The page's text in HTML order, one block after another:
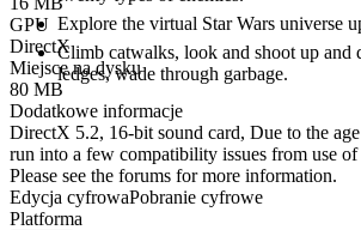
Explore the virtual Star Wars universe
Climb catwalks, look and shoot up and
ledges, wade through garbage.
GPU
DirectX
Miejsce na dysku
80 MB
Dodatkowe informacje
DirectX 5.2, 16-bit sound card, Due to the
run into a few compatibility issues from use
Please see the forums for more information.
Edycja cyfrowaPobranie cyfrowe
Platforma